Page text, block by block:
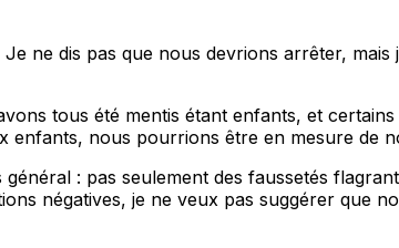
ne dis pas que nous devrions arrêter,
tous été mentis étant enfants, et
enfants, nous pourrions être en mesure de
: pas seulement des faussetés
négatives, je ne veux pas suggérer que